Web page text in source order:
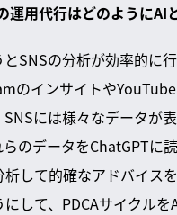
運用代行はどのようにAI
SNSの分析が効率的に
のインサイトや
SNSには様々なデータが
のデータをChatGPTに読
して的確なアドバイスを
にして、PDCAサイクル